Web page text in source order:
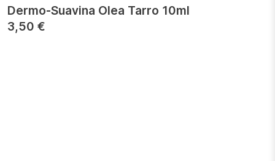
Dermo-Suavina Olea Tarro 10ml
3,50 €